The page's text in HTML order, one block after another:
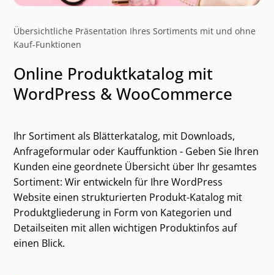
Übersichtliche Präsentation Ihres Sortiments mit und ohne
Kauf-Funktionen
Online Produktkatalog mit
WordPress & WooCommerce
Ihr Sortiment als Blätterkatalog, mit Downloads,
Anfrageformular oder Kauffunktion - Geben Sie Ihren
Kunden eine geordnete Übersicht über Ihr gesamtes
Sortiment: Wir entwickeln für Ihre WordPress
Website einen strukturierten Produkt-Katalog mit
Produktgliederung in Form von Kategorien und
Detailseiten mit allen wichtigen Produktinfos auf
einen Blick.
Kategorien und alternative Suchbegriffe